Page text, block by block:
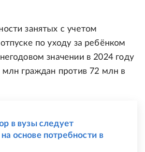
занятых с учетом
по уходу за ребёнком
значении в 2024 году
млн граждан против 72 млн в
в вузы следует
основе потребности в